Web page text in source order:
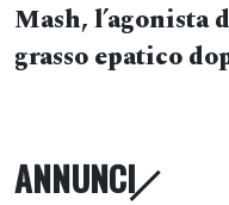
Mash, l’agonista
grasso epatico
ANNUNCI